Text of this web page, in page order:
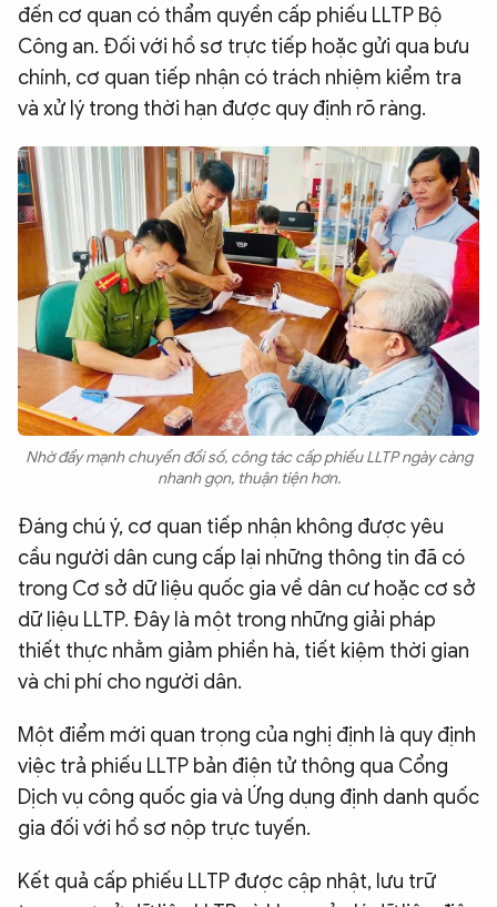
đến cơ quan có thẩm quyền cấp phiếu LLTP Bộ
Công an. Đối với hồ sơ trực tiếp hoặc gửi qua bưu
chính, cơ quan tiếp nhận có trách nhiệm kiểm tra
và xử lý trong thời hạn được quy định rõ ràng.
Nhờ đẩy mạnh chuyển đổi số, công tác cấp phiếu LLTP ngày càng
nhanh gọn, thuận tiện hơn.
Đáng chú ý, cơ quan tiếp nhận không được yêu
cầu người dân cung cấp lại những thông tin đã có
trong Cơ sở dữ liệu quốc gia về dân cư hoặc cơ sở
dữ liệu LLTP. Đây là một trong những giải pháp
thiết thực nhằm giảm phiền hà, tiết kiệm thời gian
và chi phí cho người dân.
Một điểm mới quan trọng của nghị định là quy định
việc trả phiếu LLTP bản điện tử thông qua Cổng
Dịch vụ công quốc gia và Ứng dụng định danh quốc
gia đối với hồ sơ nộp trực tuyến.
Kết quả cấp phiếu LLTP được cập nhật, lưu trữ